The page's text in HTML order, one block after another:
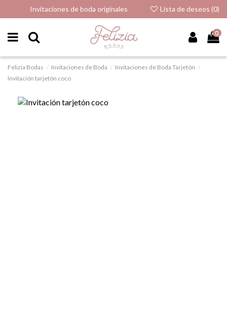
Invitaciones de boda originales Lista de deseos (0)
0
Felizia Bodas Invitaciones de Boda
Invitaciones de Boda Tarjetón
Invitación tarjetón coco